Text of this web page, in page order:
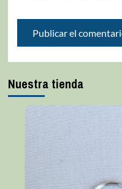
Nuestra tienda